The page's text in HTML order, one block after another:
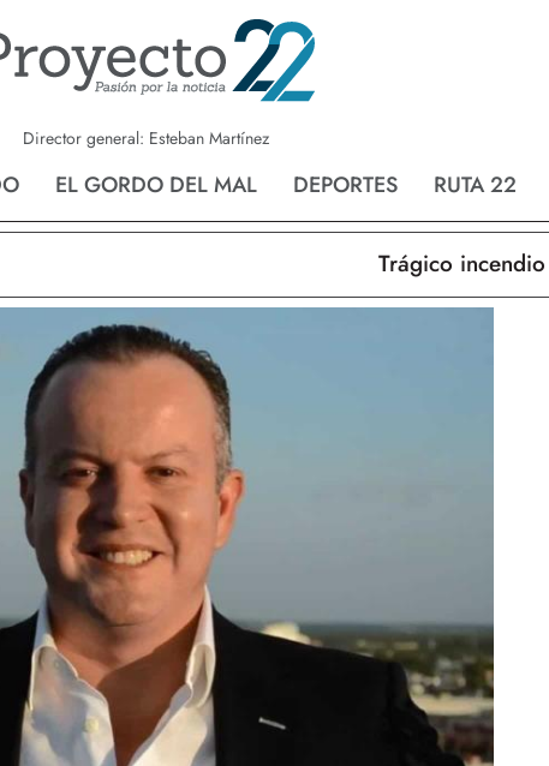
Director general: Esteban Martínez
EL GORDO DEL MAL DEPORTES RUTA 22
Nvo. Laredo
Trágico incendio